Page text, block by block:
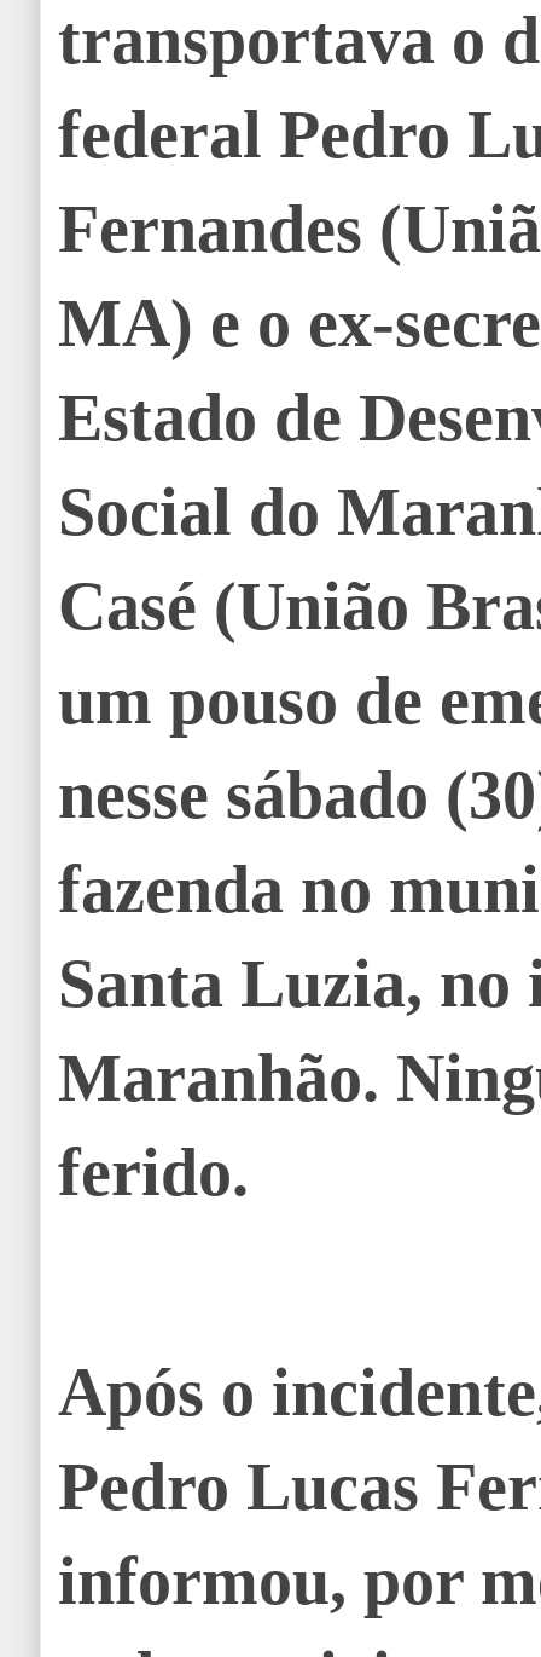
transportava o
federal Pedro
Fernandes
MA) e o ex-
Estado de
Social do
Casé (União
um pouso de
nesse sábado
fazenda no
Santa Luzia,
Maranhão.
ferido.
Após o
Pedro Lucas
informou, por